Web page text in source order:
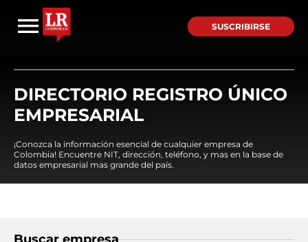
SUSCRIBIRSE
DIRECTORIO REGISTRO ÚNICO
EMPRESARIAL
¡Conozca la información esencial de cualquier empresa de
Colombia! Encuentre NIT, dirección, teléfono, y mas en la base de
datos empresarial mas grande del país.